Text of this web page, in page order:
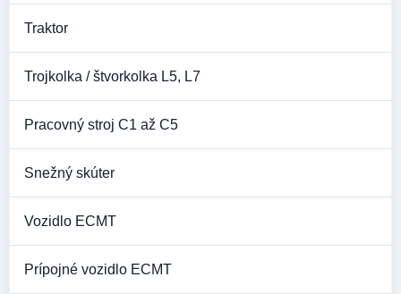
Traktor
Trojkolka / štvorkolka L5, L7
Pracovný stroj C1 až C5
Snežný skúter
Vozidlo ECMT
Prípojné vozidlo ECMT